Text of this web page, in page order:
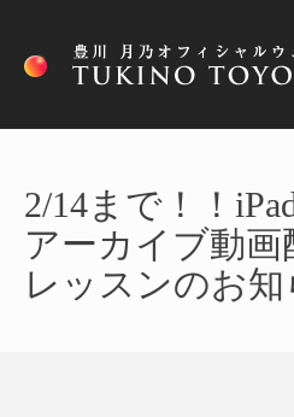
2/14まで！！
アーカイブ動画
レッスンのお知